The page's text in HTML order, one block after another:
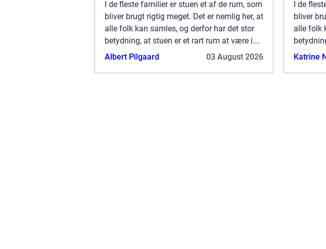
I de fleste familier er stuen et af de rum, som
bliver brugt rigtig meget. Det er nemlig her, at
alle folk kan samles, og derfor har det stor
betydning, at stuen er et rart rum at være i.
Med den rette hjælp fra dit malerfirma i
Albert Pilgaard 03 August 2026
I de
bliver
alle folk
Med
Katrine